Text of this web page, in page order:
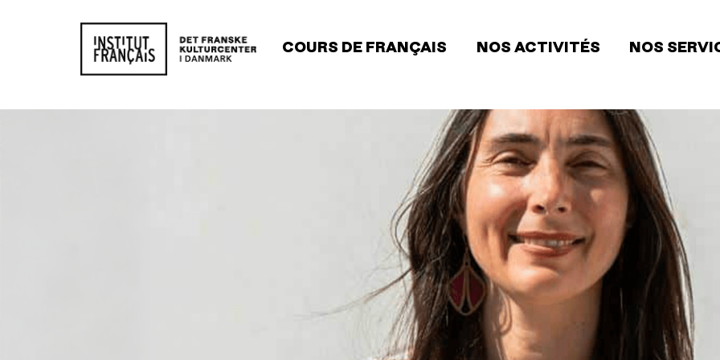
Main
COURS DE FRANÇAIS NOS ACTIVITÉS NOS